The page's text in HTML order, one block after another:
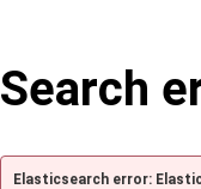
Search
Elasticsearch error: